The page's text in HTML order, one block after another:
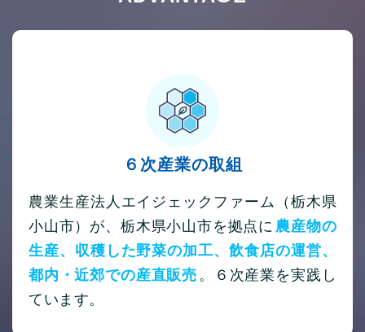
６次産業の取組
農業生産法人エイジェックファーム（栃木県
小山市）が、栃木県小山市を拠点に 農産物の
生産、収穫した野菜の加工、飲食店の運営、
都内・近郊での産直販売 。６次産業を実践し
ています。